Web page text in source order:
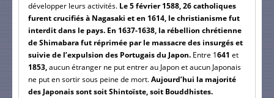
développer leurs activités. Le 5 février 1588, 26 catholiques
furent crucifiés à Nagasaki et en 1614, le christianisme fut
interdit dans le pays. En 1637-1638, la rébellion chrétienne
de Shimabara fut réprimée par le massacre des insurgés et
suivie de l’expulsion des Portugais du Japon. Entre 1641 et
1853,aucun étranger ne put entrer au Japon et aucun Japonais
ne put en sortir sous peine de mort.Aujourd’hui la majorité
des Japonais sont soit Shintoïste, soit Bouddhistes.